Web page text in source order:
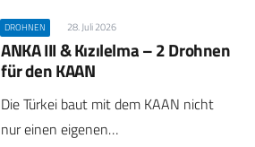
DROHNEN 28. Juli 2026
ANKA III & Kızılelma – 2 Drohnen
für den KAAN
Die Türkei baut mit dem KAAN nicht
nur einen eigenen…